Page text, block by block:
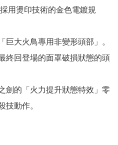
用燙印技術的金色電鍍規
巨大火鳥專用非變形頭部」。
終回登場的面罩破損狀態的頭
劍的「火力提升狀態特效」零
技動作。